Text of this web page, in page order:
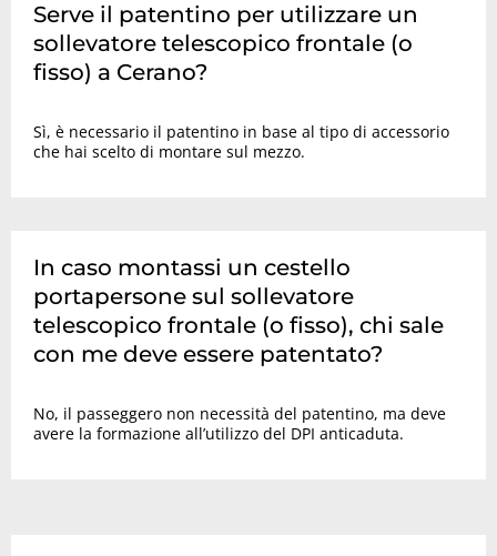
Serve il patentino per utilizzare un
sollevatore telescopico frontale (o
fisso) a Cerano?
Sì, è necessario il patentino in base al tipo di accessorio
che hai scelto di montare sul mezzo.
In caso montassi un cestello
portapersone sul sollevatore
telescopico frontale (o fisso), chi sale
con me deve essere patentato?
No, il passeggero non necessità del patentino, ma deve
avere la formazione all’utilizzo del DPI anticaduta.